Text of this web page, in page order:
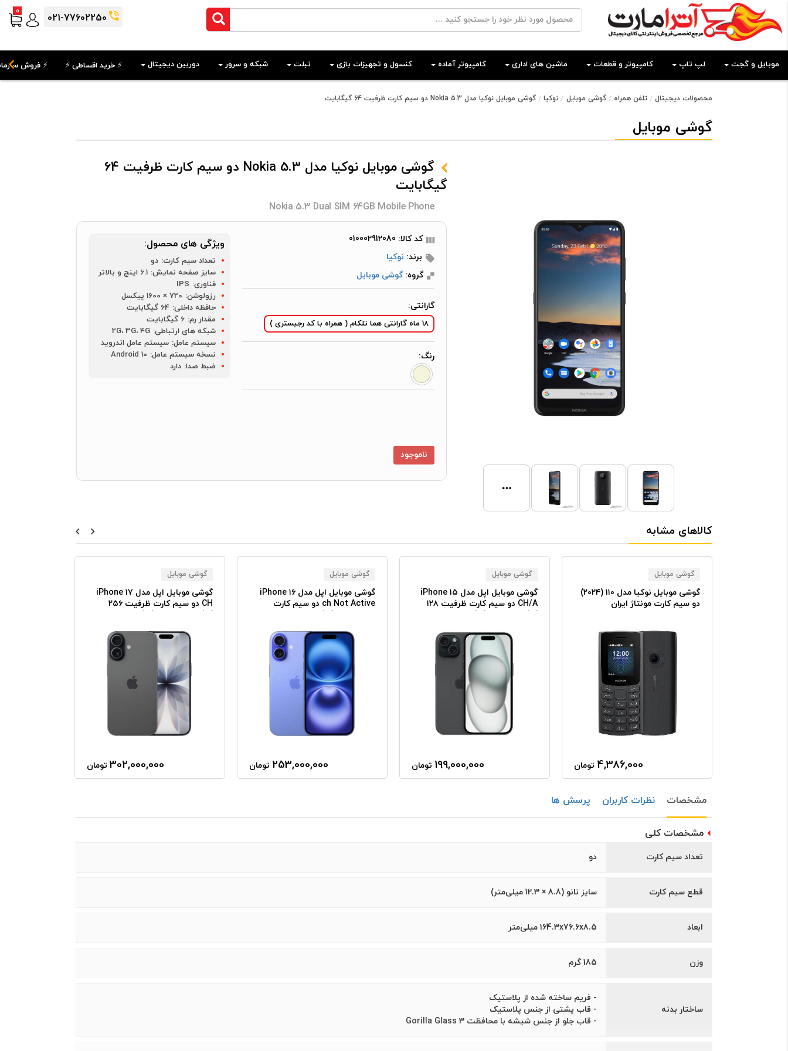
0
021-77602250
موبایل و گجت لپ تاپ کامپیوتر و قطعات ماشین های اداری کامپیوتر آماده کنسول و تجهیزات بازی تبلت شبکه و سرور دوربین دیجیتال ⚡️ خرید اقساطی ⚡️ ⚡️ فروش
محصولات دیجیتال تلفن همراه گوشی موبایل نوکیا گوشی موبایل نوکیا مدل Nokia 5.3 دو سیم کارت ظرفیت 64 گیگابایت
گوشی موبایل
گوشی موبایل نوکیا مدل Nokia 5.3 دو سیم کارت ظرفیت 64
گیگابایت
Nokia 5.3 Dual SIM 64GB Mobile Phone
کد کالا: 010002912080
برند: نوکیا
گروه:گوشی موبایل
گارانتی:
18 ماه گارانتی هما تلکام ( همراه با کد رجیستری )
رنگ:
ویژگی های محصول:
تعداد سیم کارت: دو
سایز صفحه نمایش: 6.1 اینچ و بالاتر
فناوری: IPS
رزولوشن: 720 × 1600 پیکسل
حافظه داخلی: 64 گیگابایت
مقدار رم: 6 گیگابایت
شبکه های ارتباطی: 2G، 3G، 4G
سیستم عامل: سیستم عامل اندروید
نسخه سیستم عامل: Android 10
ضبط صدا: دارد
ناموجود
کالاهای مشابه
گوشی موبایل
گوشی موبایل نوکیا مدل ۱۱۰ (۲۰۲۴)
دو سیم کارت مونتاژ ایران
4,386,000 تومان
گوشی موبایل
گوشی موبایل اپل مدل iPhone ۱۵
CH/A دو سیم کارت ظرفیت ۱۲۸
199,000,000 تومان
گوشی موبایل
گوشی موبایل اپل مدل iPhone ۱۶
ch Not Active دو سیم کارت
253,000,000 تومان
گوشی موبایل
گوشی موبایل اپل مدل iPhone ۱۷
CH دو سیم کارت ظرفیت ۲۵۶
302,000,000 تومان
مشخصات نظرات کاربران پرسش ها
مشخصات کلی
تعداد سیم کارت دو
قطع سیم کارت سایز نانو (8.8 × 12.3 میلی‌متر)
ابعاد 164.3x76.6x8.5 میلی‌متر
وزن 185 گرم
ساختار بدنه
- فریم ساخته شده از پلاستیک
- قاب پشتی از جنس پلاستیک
- قاب جلو از جنس شیشه با محافظت Gorilla Glass 3